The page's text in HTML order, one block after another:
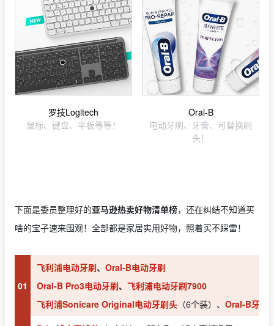
罗技Logitech
鼠标、键盘、平板等等！
Oral-B
电动牙刷、牙膏、可替换刷
头！
下面是委员整理好的亚马逊热卖好物清单榜，还在纠结不知道买
啥的宝子速来围观！全部都是家居实用好物，照着买不踩雷！
01
飞利浦电动牙刷、 Oral-B电动牙刷
Oral-B Pro3电动牙刷、 飞利浦电动牙刷7900
飞利浦Sonicare Original电动牙刷头 （6个装）、 Oral-B牙刷